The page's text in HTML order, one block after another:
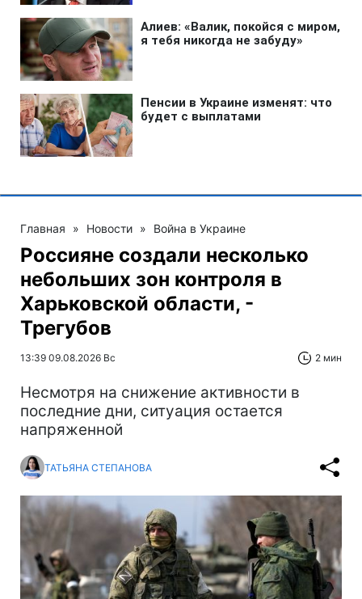
Главная » Новости » Война в Украине
Россияне создали несколько
небольших зон контроля в
Харьковской области, -
Трегубов
13:39 09.08.2026 Вс 2 мин
Несмотря на снижение активности в
последние дни, ситуация остается
напряженной
ТАТЬЯНА СТЕПАНОВА